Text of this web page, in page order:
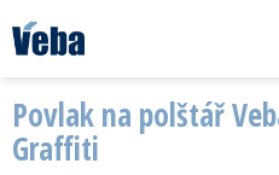
na
obsah
Povlak na polštář
Graffiti